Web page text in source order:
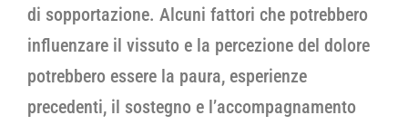
di sopportazione. Alcuni fattori che potrebbero
influenzare il vissuto e la percezione del dolore
potrebbero essere la paura, esperienze
precedenti, il sostegno e l’accompagnamento